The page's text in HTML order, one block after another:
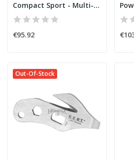
Compact Sport - Multi-Plier 40 [Gerber]
€95.92
Out-Of-Stock